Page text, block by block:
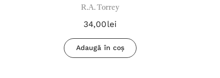
R.A. Torrey
34,00lei
Adaugă în coș